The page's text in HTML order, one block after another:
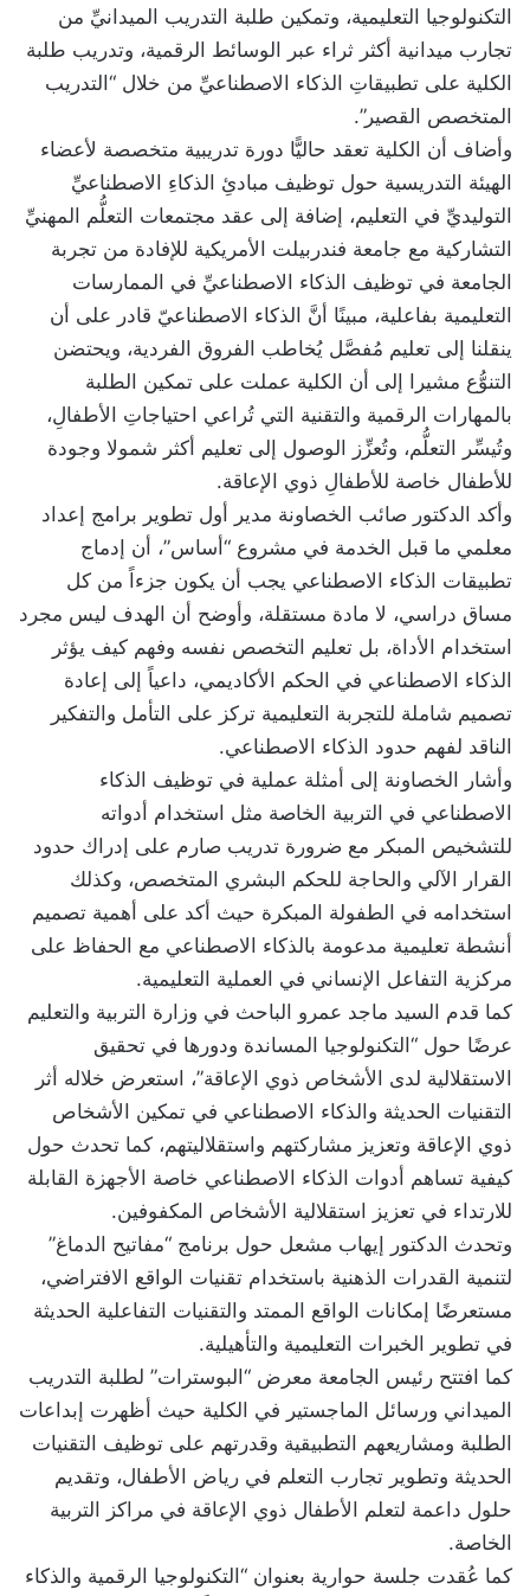
التكنولوجيا التعليمية، وتمكين طلبة التدريب الميدانيِّ من
تجارب ميدانية أكثر ثراء عبر الوسائط الرقمية، وتدريب طلبة
الكلية على تطبيقاتِ الذكاء الاصطناعيِّ من خلال “التدريب
المتخصص القصير”.
وأضاف أن الكلية تعقد حاليًّا دورة تدريبية متخصصة لأعضاء
الهيئة التدريسية حول توظيف مبادئِ الذكاءِ الاصطناعيِّ
التوليديِّ في التعليم، إضافة إلى عقد مجتمعات التعلُّم المهنيِّ
التشاركية مع جامعة فندربيلت الأمريكية للإفادة من تجربة
الجامعة في توظيف الذكاء الاصطناعيِّ في الممارسات
التعليمية بفاعلية، مبينًا أنَّ الذكاء الاصطناعيّ قادر على أن
ينقلنا إلى تعليم مُفصَّل يُخاطب الفروق الفردية، ويحتضن
التنوُّع مشيرا إلى أن الكلية عملت على تمكين الطلبة
بالمهارات الرقمية والتقنية التي تُراعي احتياجاتِ الأطفالِ،
وتُيسِّر التعلُّم، وتُعزِّز الوصول إلى تعليم أكثر شمولا وجودة
للأطفال خاصة للأطفالِ ذوي الإعاقة.
وأكد الدكتور صائب الخصاونة مدير أول تطوير برامج إعداد
معلمي ما قبل الخدمة في مشروع “أساس”، أن إدماج
تطبيقات الذكاء الاصطناعي يجب أن يكون جزءاً من كل
مساق دراسي، لا مادة مستقلة، وأوضح أن الهدف ليس مجرد
استخدام الأداة، بل تعليم التخصص نفسه وفهم كيف يؤثر
الذكاء الاصطناعي في الحكم الأكاديمي، داعياً إلى إعادة
تصميم شاملة للتجربة التعليمية تركز على التأمل والتفكير
الناقد لفهم حدود الذكاء الاصطناعي.
وأشار الخصاونة إلى أمثلة عملية في توظيف الذكاء
الاصطناعي في التربية الخاصة مثل استخدام أدواته
للتشخيص المبكر مع ضرورة تدريب صارم على إدراك حدود
القرار الآلي والحاجة للحكم البشري المتخصص، وكذلك
استخدامه في الطفولة المبكرة حيث أكد على أهمية تصميم
أنشطة تعليمية مدعومة بالذكاء الاصطناعي مع الحفاظ على
مركزية التفاعل الإنساني في العملية التعليمية.
كما قدم السيد ماجد عمرو الباحث في وزارة التربية والتعليم
عرضًا حول “التكنولوجيا المساندة ودورها في تحقيق
الاستقلالية لدى الأشخاص ذوي الإعاقة”، استعرض خلاله أثر
التقنيات الحديثة والذكاء الاصطناعي في تمكين الأشخاص
ذوي الإعاقة وتعزيز مشاركتهم واستقلاليتهم، كما تحدث حول
كيفية تساهم أدوات الذكاء الاصطناعي خاصة الأجهزة القابلة
للارتداء في تعزيز استقلالية الأشخاص المكفوفين.
وتحدث الدكتور إيهاب مشعل حول برنامج “مفاتيح الدماغ”
لتنمية القدرات الذهنية باستخدام تقنيات الواقع الافتراضي،
مستعرضًا إمكانات الواقع الممتد والتقنيات التفاعلية الحديثة
في تطوير الخبرات التعليمية والتأهيلية.
كما افتتح رئيس الجامعة معرض “البوسترات” لطلبة التدريب
الميداني ورسائل الماجستير في الكلية حيث أظهرت إبداعات
الطلبة ومشاريعهم التطبيقية وقدرتهم على توظيف التقنيات
الحديثة وتطوير تجارب التعلم في رياض الأطفال، وتقديم
حلول داعمة لتعلم الأطفال ذوي الإعاقة في مراكز التربية
الخاصة.
كما عُقدت جلسة حوارية بعنوان “التكنولوجيا الرقمية والذكاء